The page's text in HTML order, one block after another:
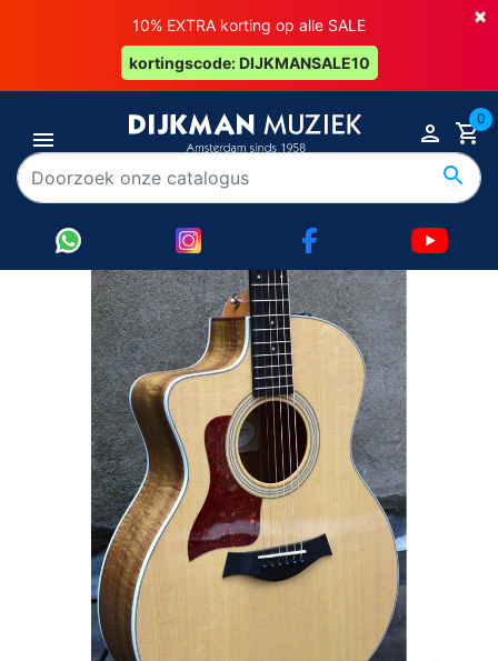
×
10% EXTRA korting op alle SALE
kortingscode: DIJKMANSALE10
0